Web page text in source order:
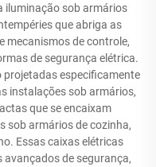
iluminação sob armários
que abriga as
mecanismos de controle,
de segurança elétrica.
projetadas especificamente
instalações sob armários,
que se encaixam
sob armários de cozinha,
Essas caixas elétricas
de segurança,